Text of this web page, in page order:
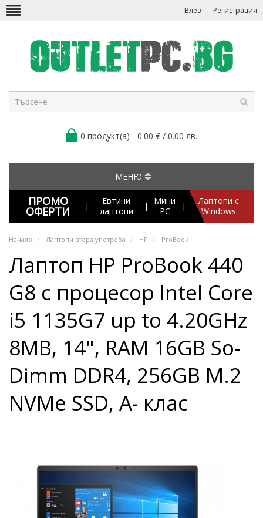
Влез Регистрация
0 продукт(а) - 0.00 € / 0.00 лв.
МЕНЮ
ПРОМО
ОФЕРТИ |
Евтини
лаптопи
|
Мини
PC
|
Лаптопи с
Windows
Начало Лаптопи втора употреба HP ProBook
Лаптоп HP ProBook 440
G8 с процесор Intel Core
i5 1135G7 up to 4.20GHz
8MB, 14", RAM 16GB So-
Dimm DDR4, 256GB M.2
NVMe SSD, A- клас